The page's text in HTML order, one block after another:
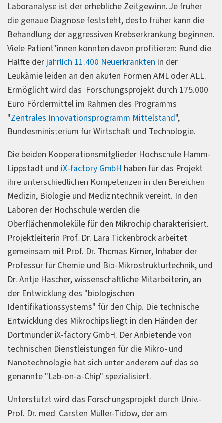
Laboranalyse ist der erhebliche Zeitgewinn. Je früher
die genaue Diagnose feststeht, desto früher kann die
Behandlung der aggressiven Krebserkrankung beginnen.
Viele Patient*innen könnten davon profitieren: Rund die
Hälfte der jährlich 11.400 Neuerkrankten in der
Leukämie leiden an den akuten Formen AML oder ALL.
Ermöglicht wird das Forschungsprojekt durch 175.000
Euro Fördermittel im Rahmen des Programms
"Zentrales Innovationsprogramm Mittelstand",
Bundesministerium für Wirtschaft und Technologie.
Die beiden Kooperationsmitglieder Hochschule Hamm-
Lippstadt und iX-factory GmbH haben für das Projekt
ihre unterschiedlichen Kompetenzen in den Bereichen
Medizin, Biologie und Medizintechnik vereint. In den
Laboren der Hochschule werden die
Oberflächenmoleküle für den Mikrochip charakterisiert.
Projektleiterin Prof. Dr. Lara Tickenbrock arbeitet
gemeinsam mit Prof. Dr. Thomas Kirner, Inhaber der
Professur für Chemie und Bio-Mikrostrukturtechnik, und
Dr. Antje Hascher, wissenschaftliche Mitarbeiterin, an
der Entwicklung des "biologischen
Identifikationssystems" für den Chip. Die technische
Entwicklung des Mikrochips liegt in den Händen der
Dortmunder iX-factory GmbH. Der Anbietende von
technischen Dienstleistungen für die Mikro- und
Nanotechnologie hat sich unter anderem auf das so
genannte "Lab-on-a-Chip" spezialisiert.
Unterstützt wird das Forschungsprojekt durch Univ.-
Prof. Dr. med. Carsten Müller-Tidow, der am